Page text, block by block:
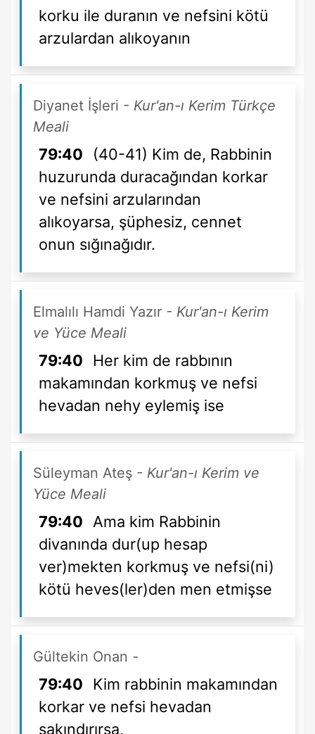
korku ile duranın ve nefsini kötü
arzulardan alıkoyanın
Diyanet İşleri - Kur'an-ı Kerim Türkçe
Meali
79:40
(40-41) Kim de, Rabbinin
huzurunda duracağından korkar
ve nefsini arzularından
alıkoyarsa, şüphesiz, cennet
onun sığınağıdır.
Elmalılı Hamdi Yazır - Kur'an-ı Kerim
ve Yüce Meali
79:40
Her kim de rabbının
makamından korkmuş ve nefsi
hevadan nehy eylemiş ise
Süleyman Ateş - Kur'an-ı Kerim ve
Yüce Meali
79:40
Ama kim Rabbinin
divanında dur(up hesap
ver)mekten korkmuş ve nefsi(ni)
kötü heves(ler)den men etmişse
Gültekin Onan -
79:40
Kim rabbinin makamından
korkar ve nefsi hevadan
sakındırırsa,